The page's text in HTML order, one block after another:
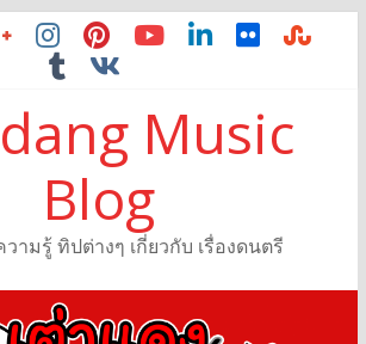
Music
Blog
ามรู้ ทิปต่างๆ เกี่ยวกับ เรื่องดนตรี